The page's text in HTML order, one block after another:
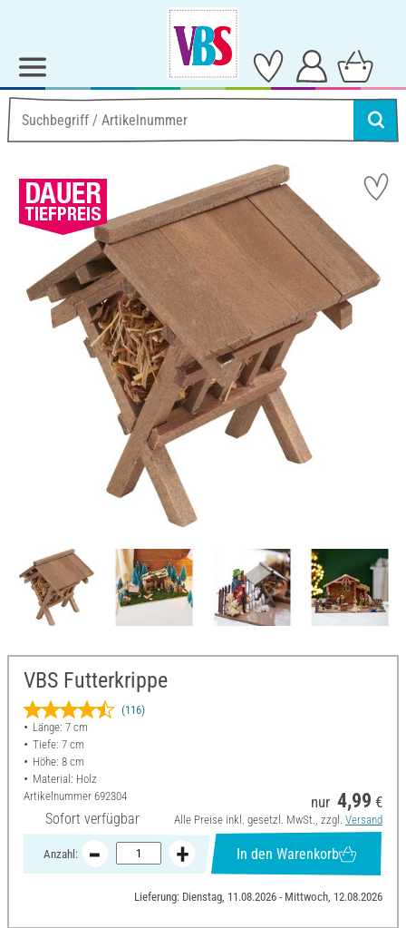
VBS Futterkrippe
(116)
Länge: 7 cm
Tiefe: 7 cm
Höhe: 8 cm
Material: Holz
Artikelnummer 692304
Sofort verfügbar
nur 4,99 €
Alle Preise inkl. gesetzl. MwSt., zzgl. Versand
Anzahl: In den Warenkorb
Lieferung: Dienstag, 11.08.2026 - Mittwoch, 12.08.2026